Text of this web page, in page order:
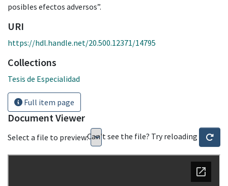
posibles efectos adversos”.
URI
https://hdl.handle.net/20.500.12371/14795
Collections
Tesis de Especialidad
Full item page
Document Viewer
Select a file to preview:Can't see the file? Try reloading